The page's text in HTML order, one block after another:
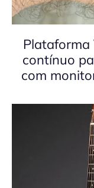
contínuo
com